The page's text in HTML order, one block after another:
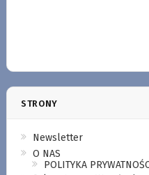
STRONY
Newsletter
O NAS
POLITYKA